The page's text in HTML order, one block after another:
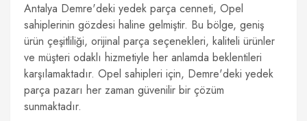
Antalya Demre'deki yedek parça cenneti, Opel
sahiplerinin gözdesi haline gelmiştir. Bu bölge, geniş
ürün çeşitliliği, orijinal parça seçenekleri, kaliteli ürünler
ve müşteri odaklı hizmetiyle her anlamda beklentileri
karşılamaktadır. Opel sahipleri için, Demre'deki yedek
parça pazarı her zaman güvenilir bir çözüm
sunmaktadır.